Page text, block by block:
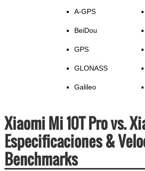
A-GPS
BeiDou
GPS
GLONASS
Galileo
Xiaomi Mi 10T Pro vs.
Especificaciones &
Benchmarks